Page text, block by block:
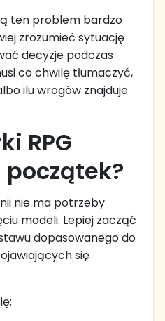
ten problem bardzo
zrozumieć sytuację
decyzje podczas
co chwilę tłumaczyć,
ilu wrogów znajduje
RPG
nie ma potrzeby
modeli. Lepiej zacząć
dopasowanego do
się